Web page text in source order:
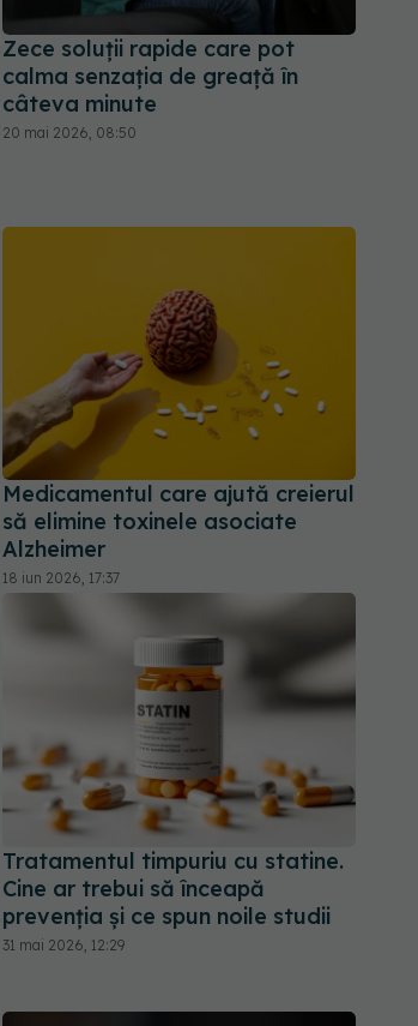
Zece soluții rapide care pot
calma senzația de greață în
câteva minute
20 mai 2026, 08:50
Medicamentul care ajută creierul
să elimine toxinele asociate
Alzheimer
18 iun 2026, 17:37
Tratamentul timpuriu cu statine.
Cine ar trebui să înceapă
prevenția și ce spun noile studii
31 mai 2026, 12:29